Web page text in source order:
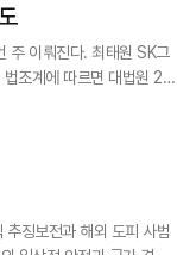
주 이뤄진다. 최태원 SK그
월
징보전과 해외 도피 사범